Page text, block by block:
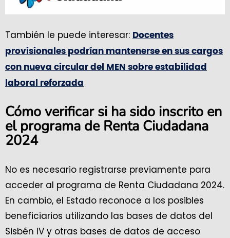
También le puede interesar: Docentes
provisionales podrían mantenerse en sus cargos
con nueva circular del MEN sobre estabilidad
laboral reforzada
Cómo verificar si ha sido inscrito en
el programa de Renta Ciudadana
2024
No es necesario registrarse previamente para
acceder al programa de Renta Ciudadana 2024.
En cambio, el Estado reconoce a los posibles
beneficiarios utilizando las bases de datos del
Sisbén IV y otras bases de datos de acceso